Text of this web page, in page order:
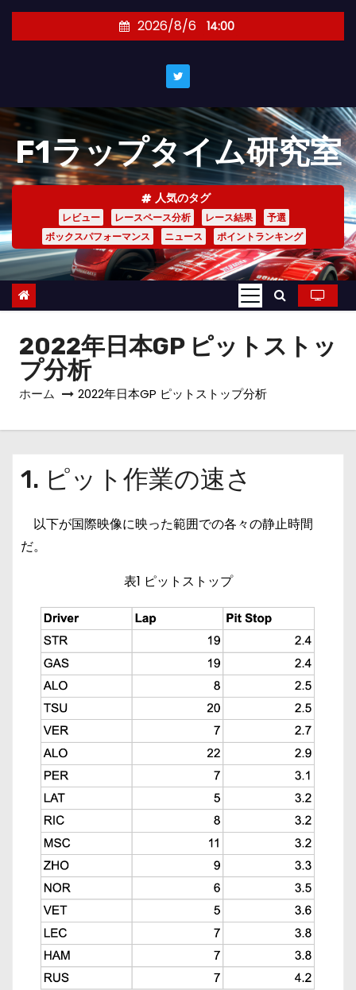
キ
ッ
プ
2026/8/6 14:00
F1ラップタイム研究室
人気のタグ
レビュー レースペース分析 レース結果
予選
ボックスパフォーマンス
ニュース ポイントランキング
2022年日本GP ピットストッ
プ分析
ホーム 2022年日本GP ピットストップ分析
1. ピット作業の速さ
以下が国際映像に映った範囲での各々の静止時間
だ。
表1 ピットストップ